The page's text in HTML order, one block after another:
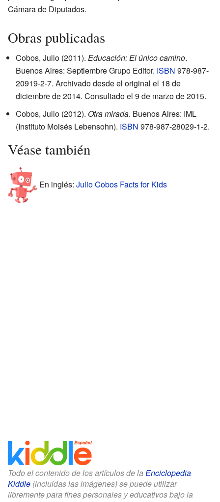
Cámara de Diputados.
Obras publicadas
Cobos, Julio (2011). Educación: El único camino.
Buenos Aires: Septiembre Grupo Editor. ISBN 978-987-
20919-2-7. Archivado desdeel original el 18 de
diciembre de 2014. Consultado el 9 de marzo de 2015.
Cobos, Julio (2012). Otra mirada. Buenos Aires: IML
(Instituto Moisés Lebensohn). ISBN 978-987-28029-1-2.
Véase también
En inglés: Julio Cobos Facts for Kids
Todo el contenido de los artículos de la Enciclopedia
Kiddle (incluidas las imágenes) se puede utilizar
libremente para fines personales y educativos bajo la